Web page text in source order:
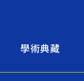
學術典藏